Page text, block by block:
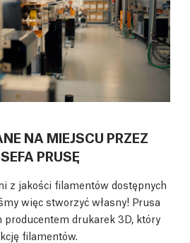
NA MIEJSCU PRZEZ
PRUSĘ
z jakości filamentów dostępnych
więc stworzyć własny! Prusa
producentem drukarek 3D, który
filamentów.